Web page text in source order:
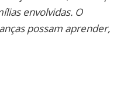
envolvidas. O
possam aprender,